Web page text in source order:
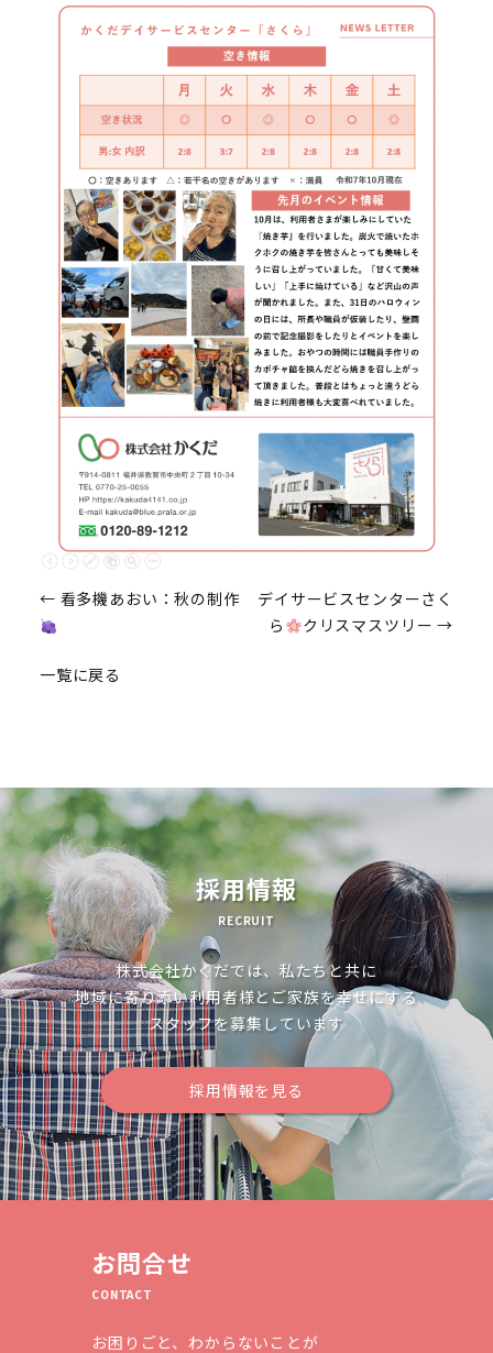
投
稿
ナ
ー
シ
ョ
ン
← 看多機あおい：秋の制作
デイサービスセンターさく
ら
クリスマスツリー →
一覧に戻る
採用情報
RECRUIT
株式会社かくだでは、私たちと共に
地域に寄り添い利用者様とご家族を幸せにする
スタッフを募集しています
採用情報を見る
お問合せ
CONTACT
お困りごと、わからないことが